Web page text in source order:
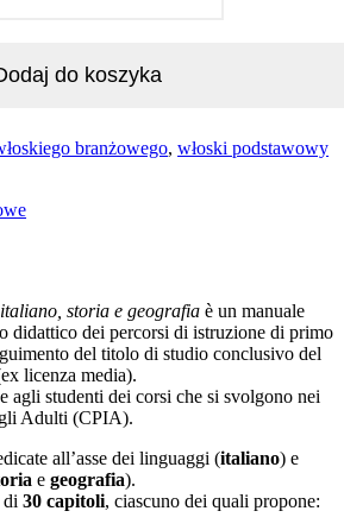
do koszyka
branżowego,włoski podstawowy
storia e geografia è un manuale
didattico dei percorsi di istruzione di primo
del titolo di studio conclusivo del
licenza media).
agli studenti dei corsi che si svolgono nei
Adulti (CPIA).
all’asse dei linguaggi (italiano) e
egeografia).
di30 capitoli, ciascuno dei quali propone: